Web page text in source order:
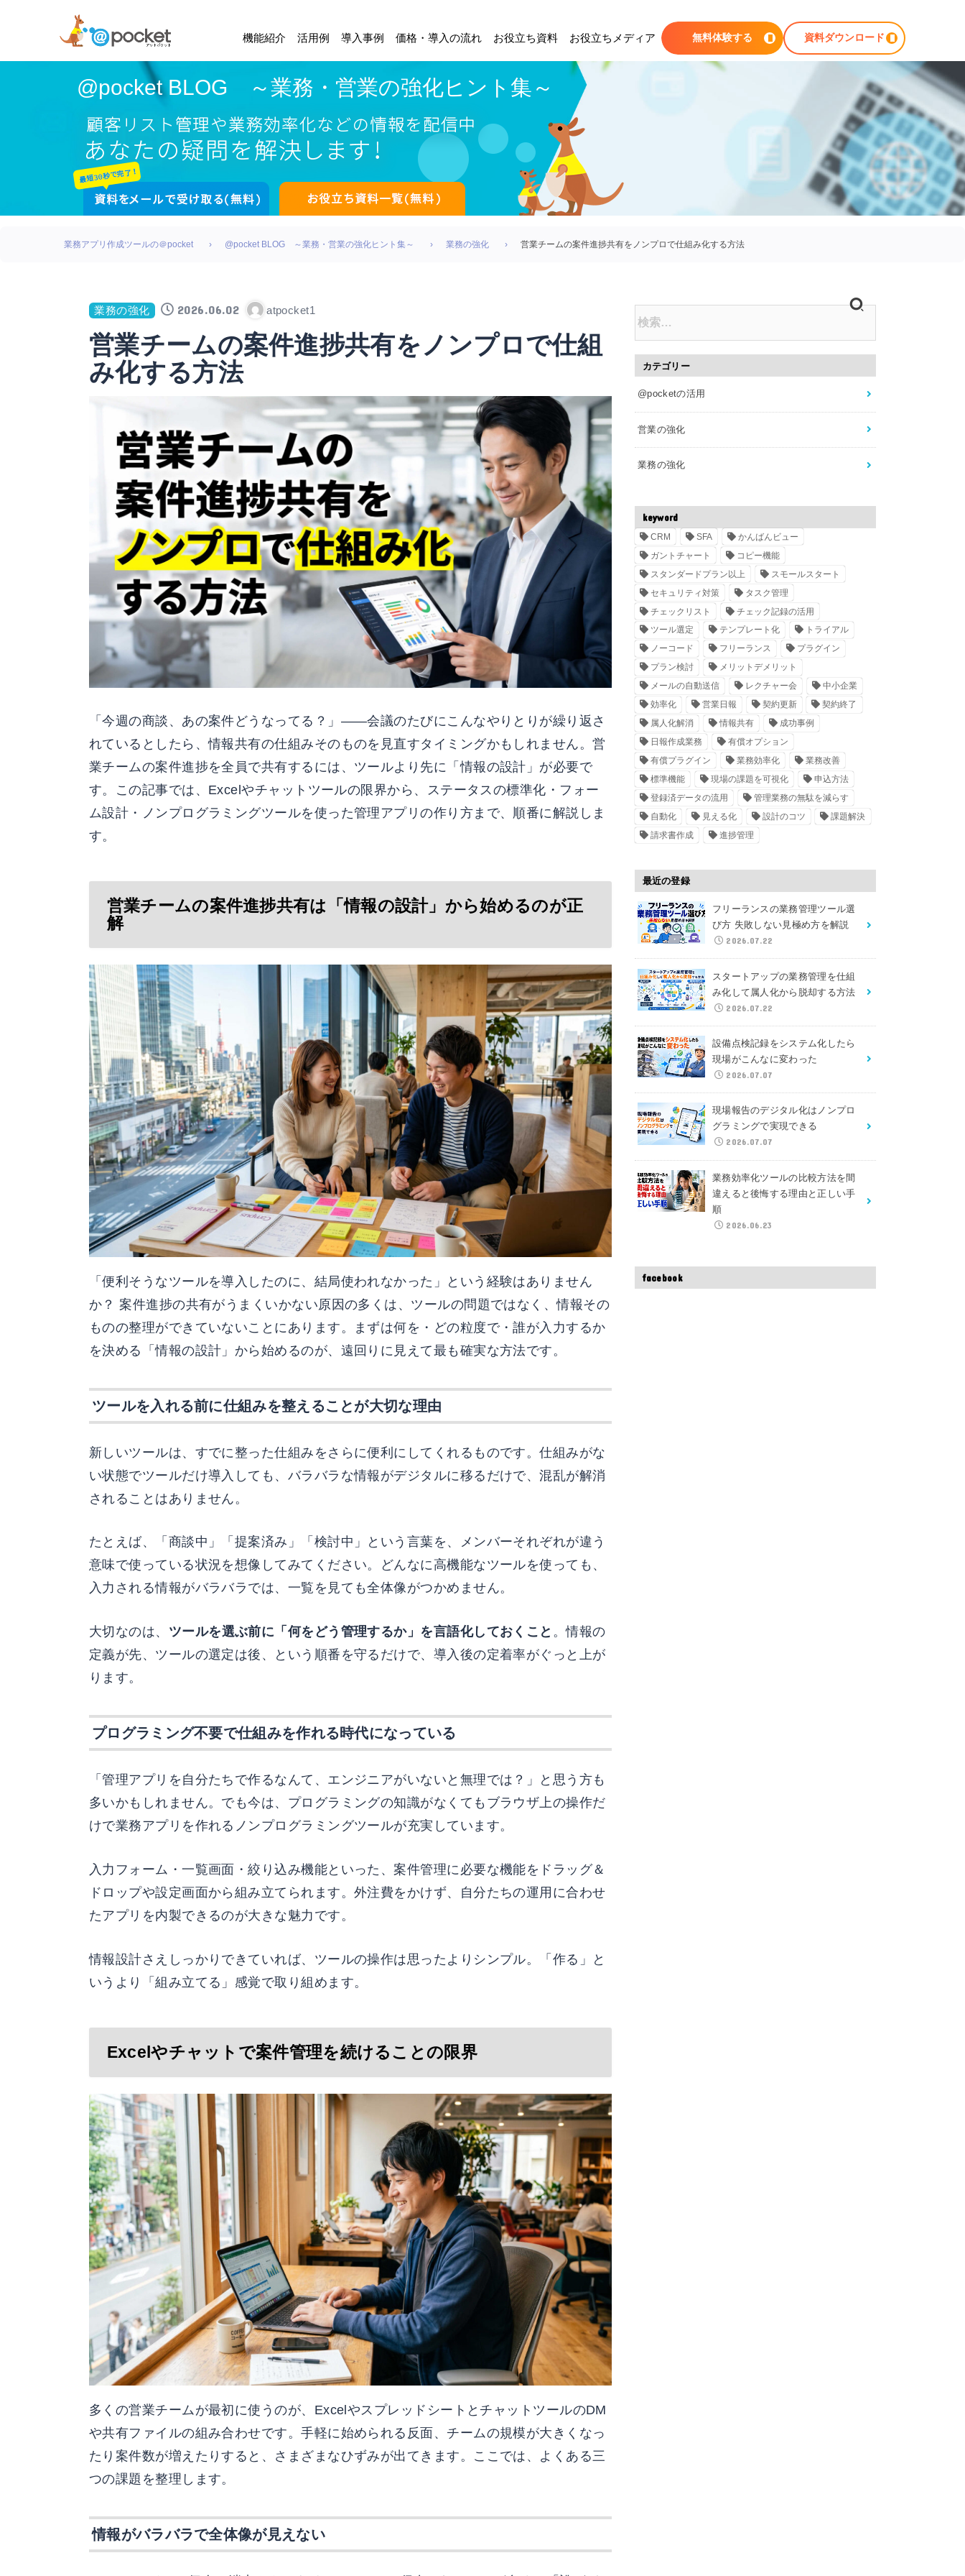
機能紹介 活用例 導入事例 価格・導入の流れ お役立ち資料 お役立ちメディア 無料体験する 資料ダウンロード
@pocket BLOG ～業務・営業の強化ヒント集～
業務アプリ作成ツールの＠pocket @pocket BLOG ～業務・営業の強化ヒント集～ 業務の強化 営業チームの案件進捗共有をノンプロで仕組み化する方法
業務の強化 2026.06.02 atpocket1
営業チームの案件進捗共有をノンプロで仕組
み化する方法
「今週の商談、あの案件どうなってる？」——会議のたびにこんなやりとりが繰り返さ
れているとしたら、情報共有の仕組みそのものを見直すタイミングかもしれません。営
業チームの案件進捗を全員で共有するには、ツールより先に「情報の設計」が必要で
す。この記事では、Excelやチャットツールの限界から、ステータスの標準化・フォー
ム設計・ノンプログラミングツールを使った管理アプリの作り方まで、順番に解説しま
す。
営業チームの案件進捗共有は「情報の設計」から始めるのが正
解
「便利そうなツールを導入したのに、結局使われなかった」という経験はありません
か？ 案件進捗の共有がうまくいかない原因の多くは、ツールの問題ではなく、情報その
ものの整理ができていないことにあります。まずは何を・どの粒度で・誰が入力するか
を決める「情報の設計」から始めるのが、遠回りに見えて最も確実な方法です。
ツールを入れる前に仕組みを整えることが大切な理由
新しいツールは、すでに整った仕組みをさらに便利にしてくれるものです。仕組みがな
い状態でツールだけ導入しても、バラバラな情報がデジタルに移るだけで、混乱が解消
されることはありません。
たとえば、「商談中」「提案済み」「検討中」という言葉を、メンバーそれぞれが違う
意味で使っている状況を想像してみてください。どんなに高機能なツールを使っても、
入力される情報がバラバラでは、一覧を見ても全体像がつかめません。
大切なのは、 ツールを選ぶ前に「何をどう管理するか」を言語化しておくこと 。情報の
定義が先、ツールの選定は後、という順番を守るだけで、導入後の定着率がぐっと上が
ります。
プログラミング不要で仕組みを作れる時代になっている
「管理アプリを自分たちで作るなんて、エンジニアがいないと無理では？」と思う方も
多いかもしれません。でも今は、プログラミングの知識がなくてもブラウザ上の操作だ
けで業務アプリを作れるノンプログラミングツールが充実しています。
入力フォーム・一覧画面・絞り込み機能といった、案件管理に必要な機能をドラッグ＆
ドロップや設定画面から組み立てられます。外注費をかけず、自分たちの運用に合わせ
たアプリを内製できるのが大きな魅力です。
情報設計さえしっかりできていれば、ツールの操作は思ったよりシンプル。「作る」と
いうより「組み立てる」感覚で取り組めます。
Excelやチャットで案件管理を続けることの限界
多くの営業チームが最初に使うのが、ExcelやスプレッドシートとチャットツールのDM
や共有ファイルの組み合わせです。手軽に始められる反面、チームの規模が大きくなっ
たり案件数が増えたりすると、さまざまなひずみが出てきます。ここでは、よくある三
つの課題を整理します。
情報がバラバラで全体像が見えない
カテゴリー
@pocketの活用
営業の強化
業務の強化
keyword
CRM SFA
かんばんビュー
ガントチャート
コピー機能
スタンダードプラン以上
スモールスタート
セキュリティ対策
タスク管理
チェックリスト
チェック記録の活用
ツール選定
テンプレート化
トライアル
ノーコード
フリーランス
プラグイン
プラン検討
メリットデメリット
メールの自動送信
レクチャー会
中小企業
効率化
営業日報 契約更新
契約終了
属人化解消
情報共有
成功事例
日報作成業務
有償オプション
有償プラグイン
業務効率化
業務改善
標準機能
現場の課題を可視化
申込方法
登録済データの流用
管理業務の無駄を減らす
自動化
見える化 設計のコツ
課題解決
請求書作成
進捗管理
最近の登録
フリーランスの業務管理ツール選
び方 失敗しない見極め方を解説
2026.07.22
スタートアップの業務管理を仕組
み化して属人化から脱却する方法
2026.07.22
設備点検記録をシステム化したら
現場がこんなに変わった
2026.07.07
現場報告のデジタル化はノンプロ
グラミングで実現できる
2026.07.07
業務効率化ツールの比較方法を間
違えると後悔する理由と正しい手
順
2026.06.23
facebook